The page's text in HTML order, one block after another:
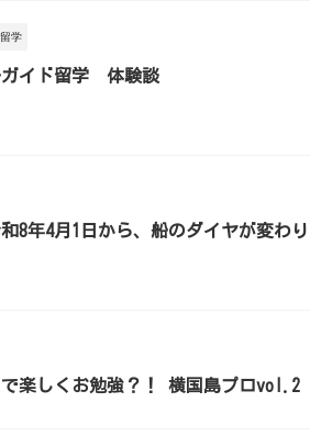
学
イド留学 体験談
和8年4月1日から、船のダイヤが変わり
で楽しくお勉強？！ 横国島プロvol.2